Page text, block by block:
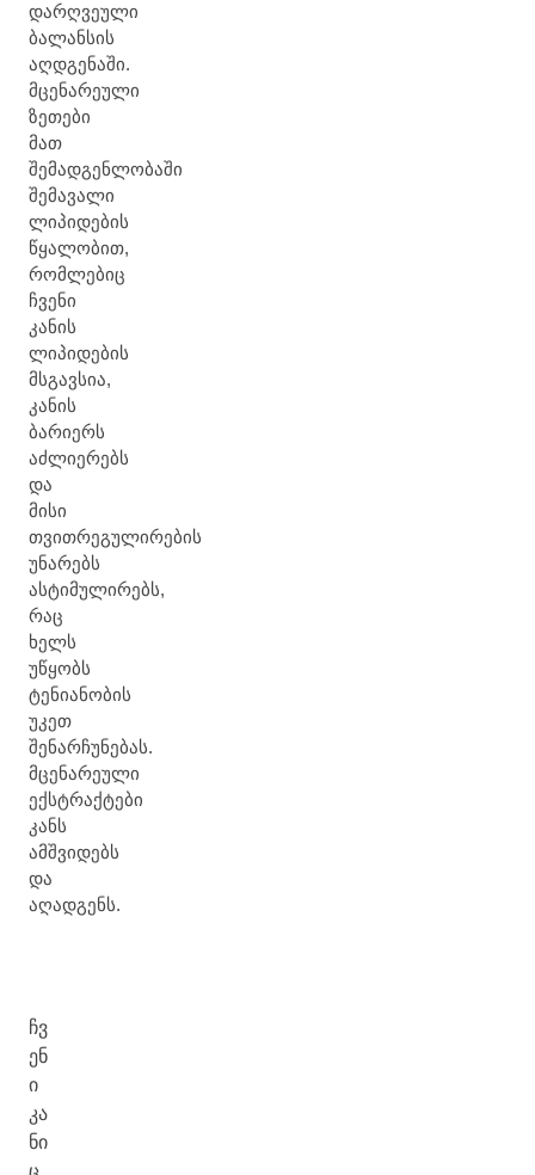
დარღვეული
ბალანსის
აღდგენაში.
მცენარეული
ზეთები
მათ
შემადგენლობაში
შემავალი
ლიპიდების
წყალობით,
რომლებიც
ჩვენი
კანის
ლიპიდების
მსგავსია,
კანის
ბარიერს
აძლიერებს
და
მისი
თვითრეგულირების
უნარებს
ასტიმულირებს,
რაც
ხელს
უწყობს
ტენიანობის
უკეთ
შენარჩუნებას.
მცენარეული
ექსტრაქტები
კანს
ამშვიდებს
და
აღადგენს.
ჩვ
ენ
ი
კა
ნი
ც